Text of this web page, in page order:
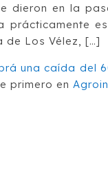
dieron en la
prácticamente
de Los Vélez, […]
una caída del
primero en